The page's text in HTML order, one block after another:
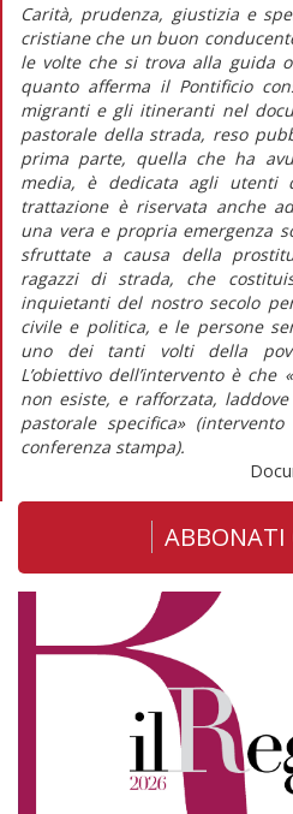
Carità, prudenza, giustizia e
cristiane che un buon
le volte che si trova alla guida
quanto afferma il Pontificio
migranti e gli itineranti nel
pastorale della strada, reso
prima parte, quella che ha
media, è dedicata agli utenti
trattazione è riservata anche
una vera e propria emergenza
sfruttate a causa della
ragazzi di strada, che
inquietanti del nostro secolo
civile e politica, e le persone
uno dei tanti volti della
L’obiettivo dell’intervento è che
non esiste, e rafforzata,
pastorale specifica»
conferenza stampa).
ABBONATI